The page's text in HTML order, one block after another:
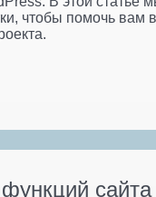
чтобы помочь вам
сайта